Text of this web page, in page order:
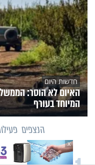
חדשות היום
האיום לא הוסר:
המיוחד בעורף
הנצפים
וידיאו מגזין
X